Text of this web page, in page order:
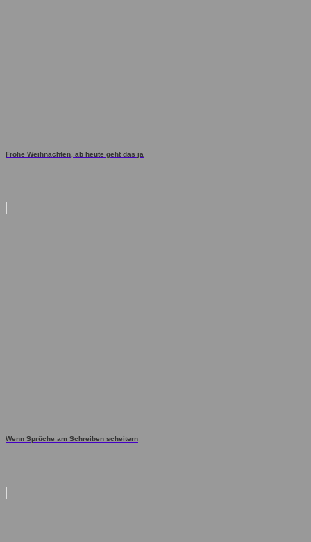
Frohe Weihnachten, ab heute geht das ja
Wenn Sprüche am Schreiben scheitern